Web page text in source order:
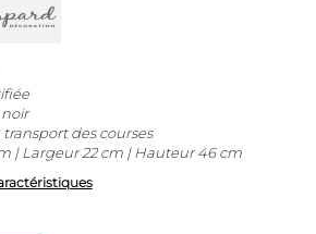
des courses
| Largeur 22 cm | Hauteur 46 cm